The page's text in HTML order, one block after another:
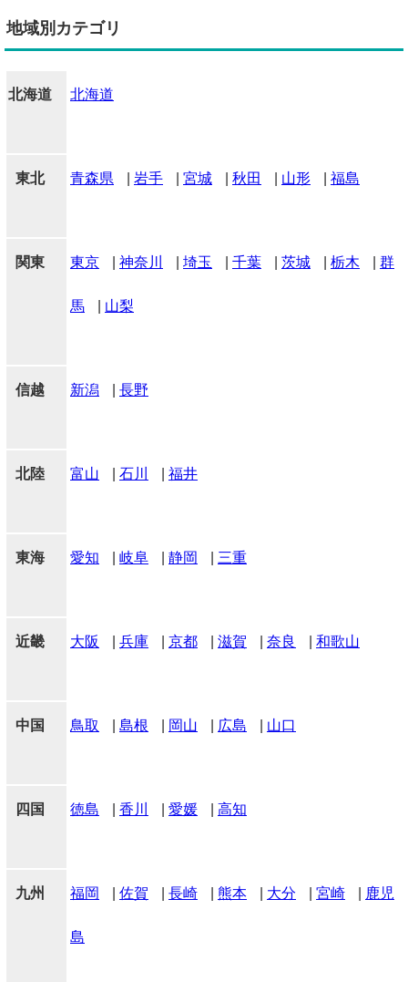
地域別カテゴリ
北海道 北海道
東北 青森県 岩手 宮城 秋田 山形 福島
関東 東京 神奈川 埼玉 千葉 茨城 栃木 群
馬 山梨
信越 新潟 長野
北陸 富山 石川 福井
東海 愛知 岐阜 静岡 三重
近畿 大阪 兵庫 京都 滋賀 奈良 和歌山
中国 鳥取 島根 岡山 広島 山口
四国 徳島 香川 愛媛 高知
九州 福岡 佐賀 長崎 熊本 大分 宮崎 鹿児
島